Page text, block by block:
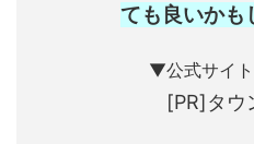
ても良いかも
▼公式サイ
[PR]タウ